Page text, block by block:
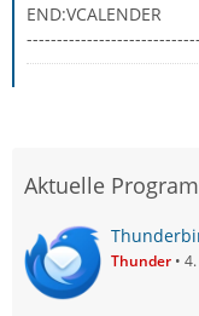
END:VCALENDER
Aktuelle
Thunder